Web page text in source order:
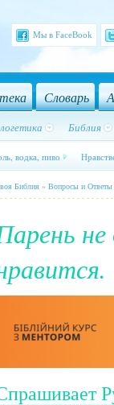
Мы в FaceBook
Словарь
Библия
водка, пиво
Библия » Вопросы и Ответы